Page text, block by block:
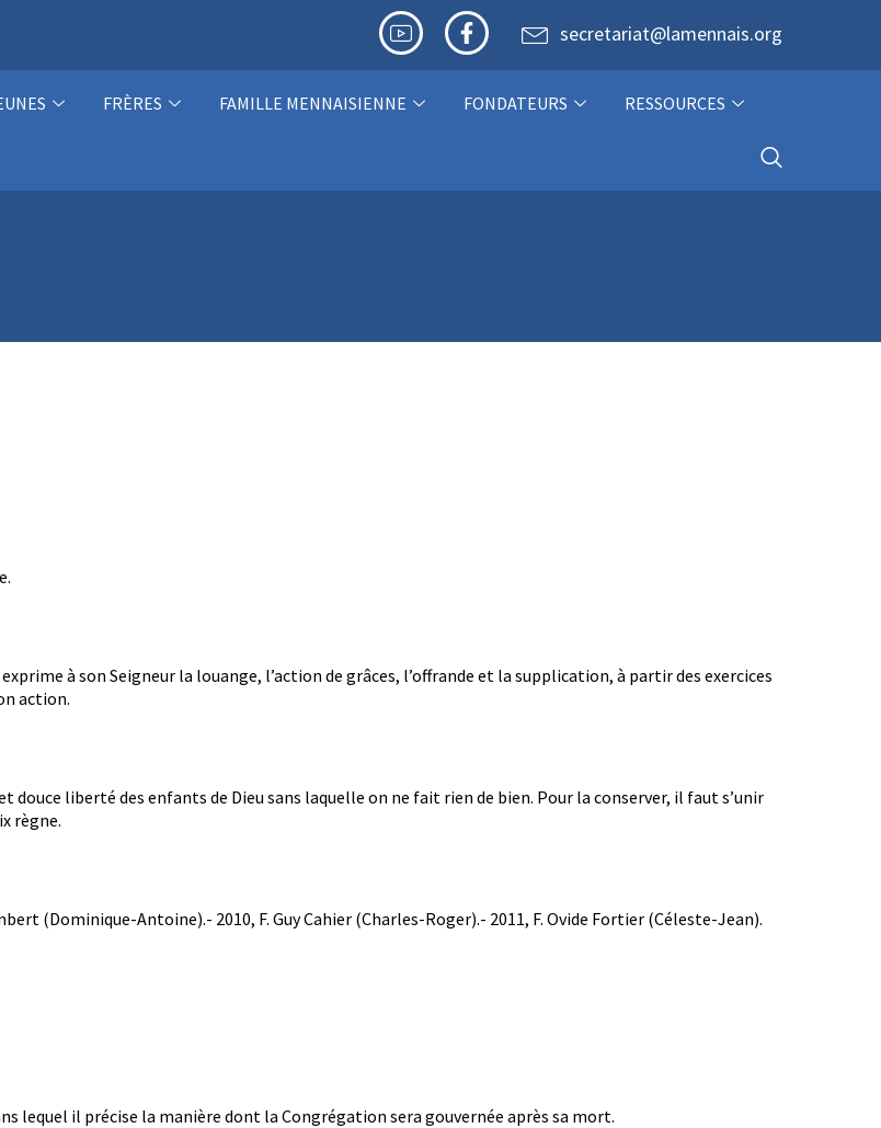
secretariat@lamennais.org
FRÈRES FAMILLE MENNAISIENNE FONDATEURS
RESSOURCES
à son Seigneur la louange, l’action de grâces, l’offrande et la supplication, à partir des exercices
action.
liberté des enfants de Dieu sans laquelle on ne fait rien de bien. Pour la conserver, il faut s’unir
règne.
(Dominique-Antoine).- 2010, F. Guy Cahier (Charles-Roger).- 2011, F. Ovide Fortier (Céleste-Jean).
lequel il précise la manière dont la Congrégation sera gouvernée après sa mort.